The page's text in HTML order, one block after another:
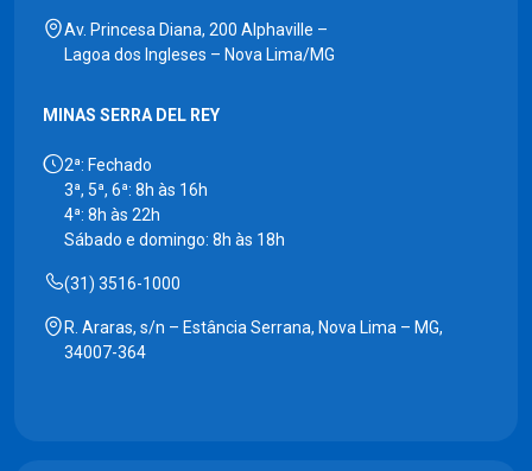
Av. Princesa Diana, 200 Alphaville –
Lagoa dos Ingleses – Nova Lima/MG
MINAS SERRA DEL REY
2ª: Fechado
3ª, 5ª, 6ª: 8h às 16h
4ª: 8h às 22h
Sábado e domingo: 8h às 18h
(31) 3516-1000
R. Araras, s/n – Estância Serrana, Nova Lima – MG,
34007-364